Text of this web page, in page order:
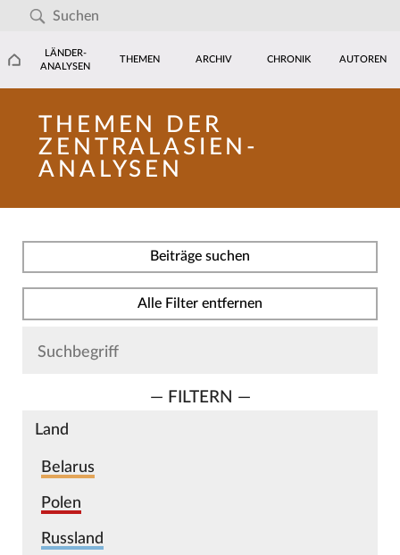
LÄNDER-
ANALYSEN
THEMEN ARCHIV CHRONIK AUTOREN
THEMEN DER
ZENTRALASIEN-
ANALYSEN
Beiträge suchen
Alle Filter entfernen
— FILTERN —
Land
Belarus
Polen
Russland